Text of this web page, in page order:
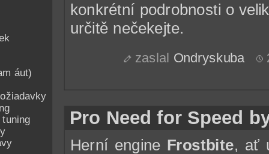
áut)
konkrétní podrobnosti o
určitě nečekejte.
zaslal Ondryskuba
Pro Need for Speed
Herní engine Frostbite, ať